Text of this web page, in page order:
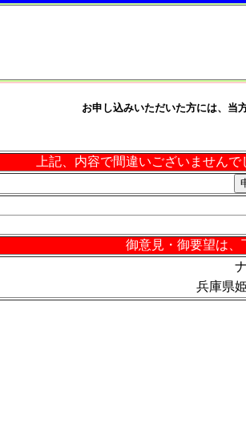
お申し込みいただいた方には、当
上記、内容で間違いございません
御意見・御要望は、
兵庫県